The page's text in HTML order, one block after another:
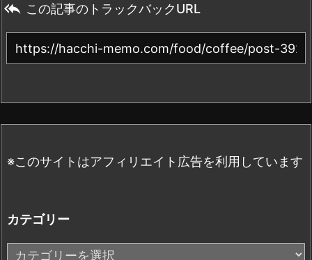
 この記事のトラックバックURL
※このサイトはアフィリエイト広告を利用しています
カテゴリー
カ